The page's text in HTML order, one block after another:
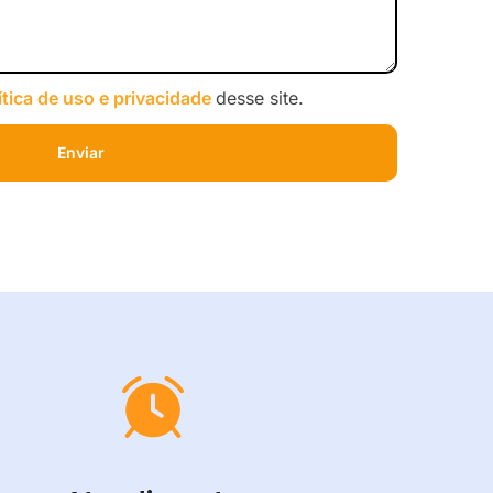
de uso e privacidade desse site.
Enviar